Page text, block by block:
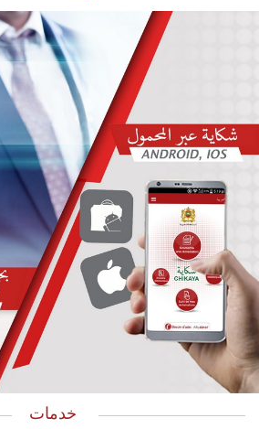
خدمات